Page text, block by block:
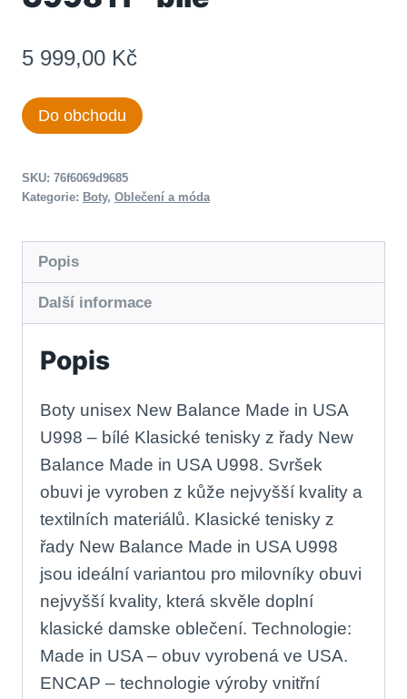
5 999,00 Kč
Do obchodu
SKU: 76f6069d9685
Kategorie: Boty, Oblečení a móda
Popis
Další informace
Popis
Boty unisex New Balance Made in USA
U998 – bílé Klasické tenisky z řady New
Balance Made in USA U998. Svršek
obuvi je vyroben z kůže nejvyšší kvality a
textilních materiálů. Klasické tenisky z
řady New Balance Made in USA U998
jsou ideální variantou pro milovníky obuvi
nejvyšší kvality, která skvěle doplní
klasické damske oblečení. Technologie:
Made in USA – obuv vyrobená ve USA.
ENCAP – technologie výroby vnitřní